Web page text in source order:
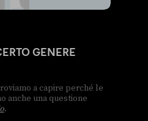
GENERE
a capire perché le
anche una questione
.